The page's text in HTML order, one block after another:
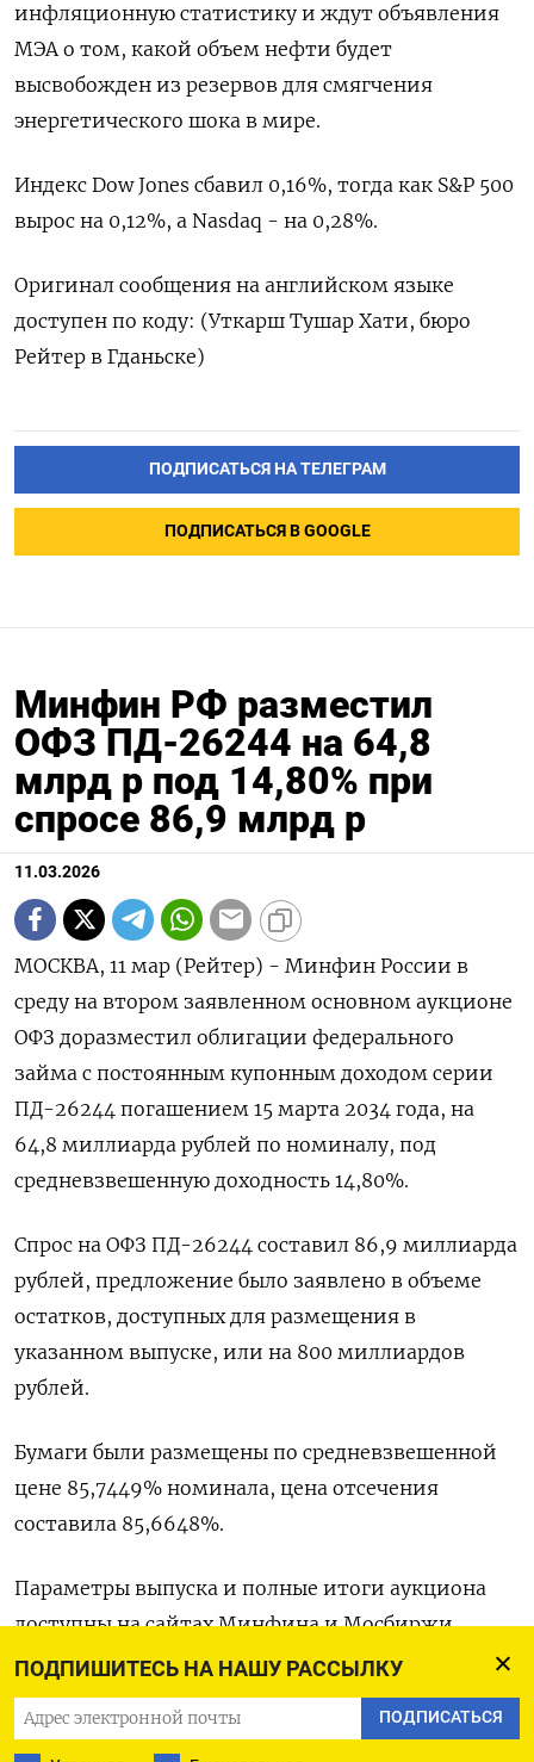
ПОДПИШИТЕСЬ НА НАШУ РАССЫЛКУ
ПОДПИСАТЬСЯ
инфляционную ⁠статистику ‌и ждут ‌объявления
МЭА о том, какой ​объем ‌нефти будет
высвобожден ​из резервов ‌для смягчения
энергетического шока в мире.
Индекс ​Dow ​Jones ‌сбавил 0,16%, ​тогда как S&P 500
вырос на 0,12%, а Nasdaq - на 0,28%.
Оригинал ​сообщения ⁠на английском языке
доступен ‌по ‌коду: (Уткарш Тушар Хати, ​бюро
Рейтер ‌в Гданьске)
ПОДПИСАТЬСЯ НА ТЕЛЕГРАМ
ПОДПИСАТЬСЯ В GOOGLE
Минфин РФ разместил
ОФЗ ПД-26244 на 64,8
млрд р под 14,80% при
спросе 86,9 млрд р
11.03.2026
МОСКВА, 11 мар (Рейтер) - Минфин России в
среду ‌на втором заявленном основном аукционе
ОФЗ доразместил облигации федерального ​
займа ​с постоянным ​купонным доходом ⁠серии
‌ПД-26244 погашением 15 ‌марта 2034 года, на
64,8 ​миллиарда рублей ‌по номиналу, под
средневзвешенную ​доходность 14,80%.
Спрос на ‌ОФЗ ПД-26244 составил 86,9 миллиарда
рублей, предложение было ​заявлено ​в ‌объеме
остатков, доступных ​для размещения в
указанном выпуске, или на 800 миллиардов
рублей.
Бумаги были размещены по средневзвешенной ​
цене 85,7449% номинала, ⁠цена отсечения
составила 85,6648%.
Параметры ‌выпуска и полные ‌итоги аукциона
доступны ​на сайтах Минфина и ‌Мосбиржи.
(Московское бюро)